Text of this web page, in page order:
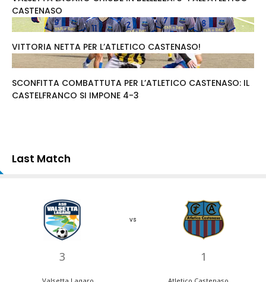
CASTENASO
VITTORIA NETTA PER L’ATLETICO CASTENASO!
SCONFITTA COMBATTUTA PER L’ATLETICO CASTENASO: IL
CASTELFRANCO SI IMPONE 4-3
Last Match
3
vs
1